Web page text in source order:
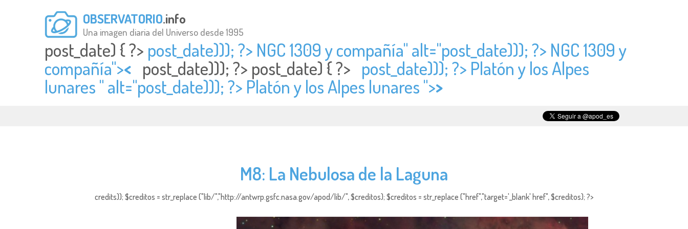
OBSERVATORIO.info
Una imagen diaria del Universo desde 1995
post_date) { ?> post_date))); ?> NGC 1309 y compañía" alt="post_date))); ?> NGC 1309 y
compañía">< post_date))); ?> post_date) { ?> post_date))); ?> Platón y los Alpes
lunares " alt="post_date))); ?> Platón y los Alpes lunares ">>
M8: La Nebulosa de la Laguna
credits)); $creditos = str_replace ("lib/","http://antwrp.gsfc.nasa.gov/apod/lib/", $creditos); $creditos = str_replace ("href","target='_blank' href", $creditos); ?>